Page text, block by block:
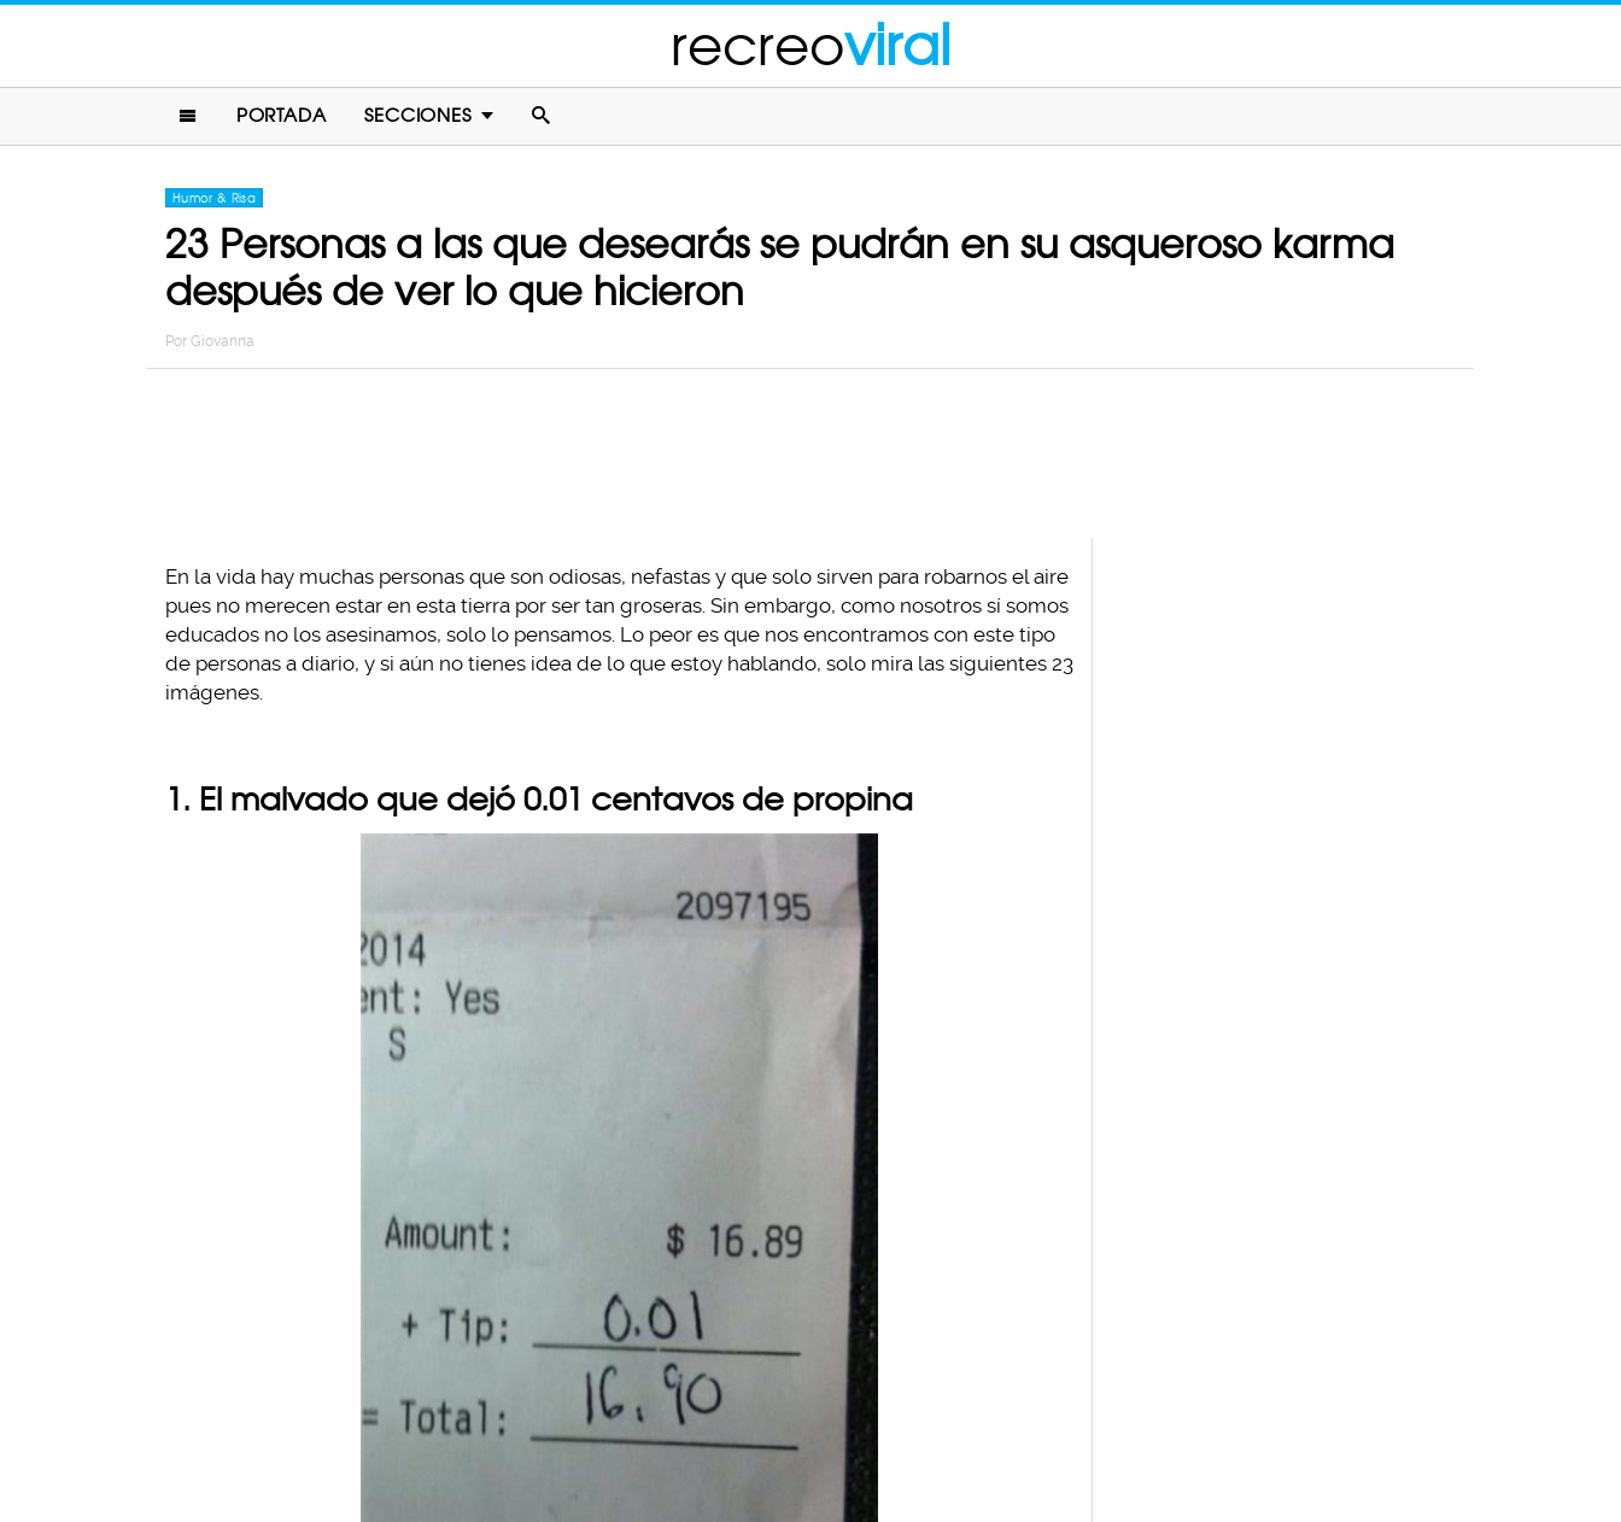
recreoviral
PORTADA SECCIONES
Humor & Risa
23 Personas a las que desearás se pudrán en su asqueroso karma
después de ver lo que hicieron
Por Giovanna
En la vida hay muchas personas que son odiosas, nefastas y que solo sirven para robarnos el aire
pues no merecen estar en esta tierra por ser tan groseras. Sin embargo, como nosotros sí somos
educados no los asesinamos, solo lo pensamos. Lo peor es que nos encontramos con este tipo
de personas a diario, y si aún no tienes idea de lo que estoy hablando, solo mira las siguientes 23
imágenes.
1. El malvado que dejó 0.01 centavos de propina